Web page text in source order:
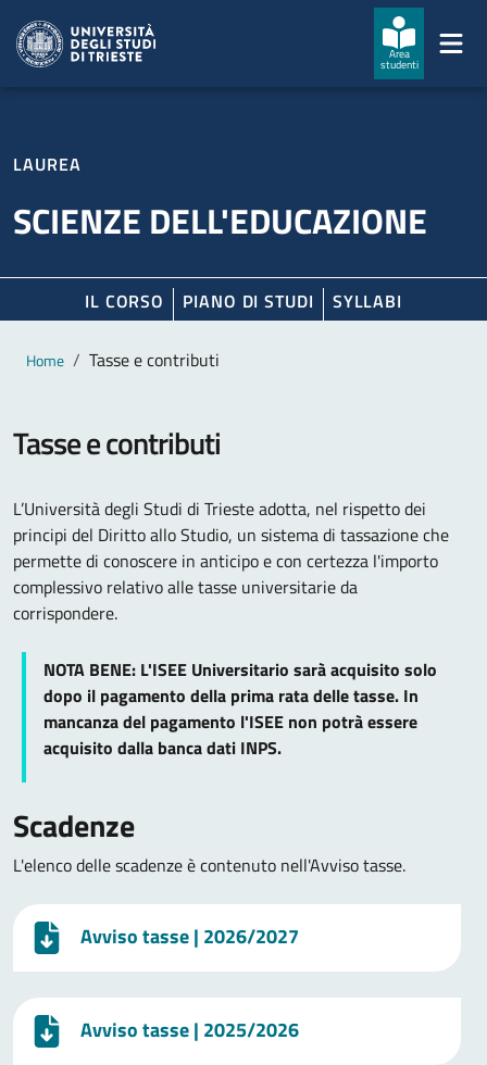
Area
studenti
LAUREA
SCIENZE DELL'EDUCAZIONE
IL CORSO PIANO DI STUDI SYLLABI
Contenuto principale
Breadcrumb
Home Tasse e contributi
Tasse e contributi
L’Università degli Studi di Trieste adotta, nel rispetto dei
principi del Diritto allo Studio, un sistema di tassazione che
permette di conoscere in anticipo e con certezza l'importo
complessivo relativo alle tasse universitarie da
corrispondere.
NOTA BENE: L'ISEE Universitario sarà acquisito solo
dopo il pagamento della prima rata delle tasse. In
mancanza del pagamento l'ISEE non potrà essere
acquisito dalla banca dati INPS.
Scadenze
L'elenco delle scadenze è contenuto nell'Avviso tasse.
Avviso tasse| 2026/2027
Avviso tasse| 2025/2026